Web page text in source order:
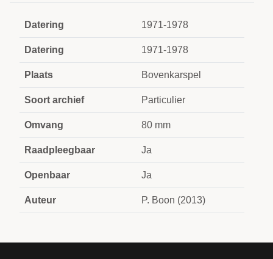
Datering 1971-1978
Datering 1971-1978
Plaats Bovenkarspel
Soort archief Particulier
Omvang 80 mm
Raadpleegbaar Ja
Openbaar Ja
Auteur P. Boon (2013)